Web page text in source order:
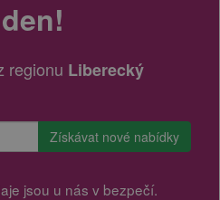
regionu Liberecký
jsou u nás v bezpečí.